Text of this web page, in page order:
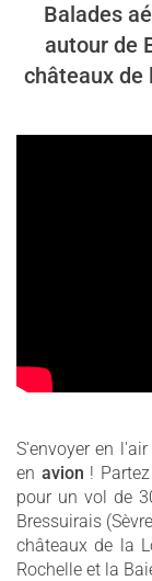
Balades
autour de
châteaux de
S'envoyer en
en avion !
pour un vol de
Bressuirais
châteaux de la
Rochelle et la